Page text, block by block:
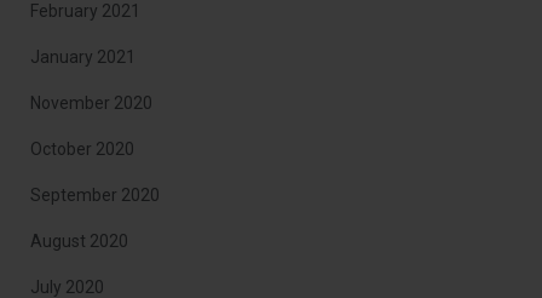
February 2021
January 2021
November 2020
October 2020
September 2020
August 2020
July 2020